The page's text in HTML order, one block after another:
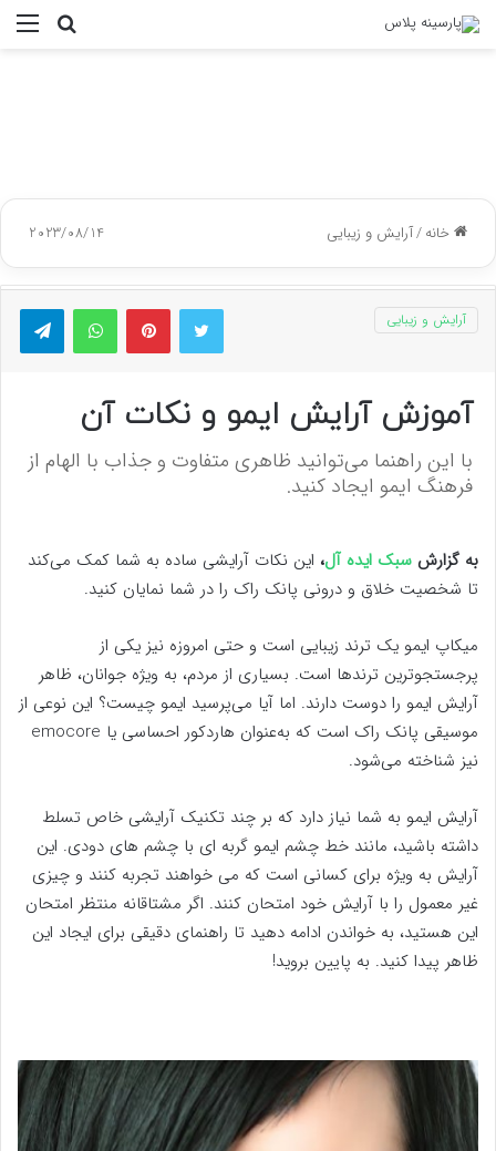
جستجو
خانه/آرایش و زیبایی 2023/08/14
توییتر پینتریستواتس آپ
آرایش و زیبایی
آموزش آرایش ایمو و نکات آن
با این راهنما می‌توانید ظاهری متفاوت و جذاب با الهام از
فرهنگ ایمو ایجاد کنید.
به گزارش سبک ایده آل، این نکات آرایشی ساده به شما کمک می‌کند
تا شخصیت خلاق و درونی پانک راک را در شما نمایان کنید.
میکاپ ایمو یک ترند زیبایی است و حتی امروزه نیز یکی از
پرجستجوترین ترندها است. بسیاری از مردم، به ویژه جوانان، ظاهر
آرایش ایمو را دوست دارند. اما آیا می‌پرسید ایمو چیست؟ این نوعی از
موسیقی پانک راک است که به‌عنوان هاردکور احساسی یا emocore
نیز شناخته می‌شود.
آرایش ایمو به شما نیاز دارد که بر چند تکنیک آرایشی خاص تسلط
داشته باشید، مانند خط چشم ایمو گربه ای با چشم های دودی. این
آرایش به ویژه برای کسانی است که می خواهند تجربه کنند و چیزی
غیر معمول را با آرایش خود امتحان کنند. اگر مشتاقانه منتظر امتحان
این هستید، به خواندن ادامه دهید تا راهنمای دقیقی برای ایجاد این
ظاهر پیدا کنید. به پایین بروید!